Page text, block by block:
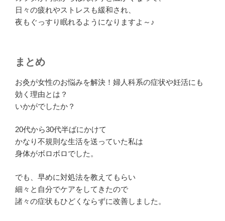
日々の疲れやストレスも緩和され、
夜もぐっすり眠れるようになりますよ～♪
まとめ
お灸が女性のお悩みを解決！婦人科系の症状や妊活にも
効く理由とは？
いかがでしたか？
20代から30代半ばにかけて
かなり不規則な生活を送っていた私は
身体がボロボロでした。
でも、早めに対処法を教えてもらい
細々と自分でケアをしてきたので
諸々の症状もひどくならずに改善しました。